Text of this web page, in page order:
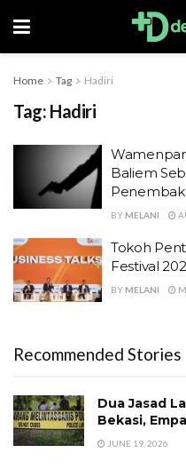
Home Tag Hadiri
Tag: Hadiri
Baliem
BY MELANI
Tokoh
Festival
BY MELANI
Recommended Stories
Dua Jasad
Bekasi,
JUNE 19, 2026